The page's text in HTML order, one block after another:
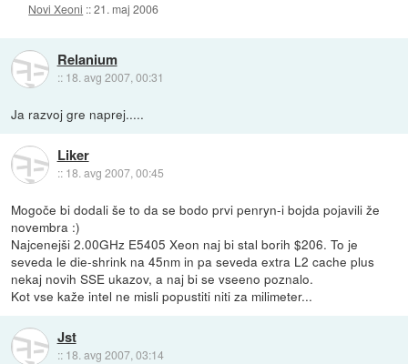
Novi Xeoni ::21. maj 2006
Relanium
:: 18. avg 2007, 00:31
Ja razvoj gre naprej.....
Liker
:: 18. avg 2007, 00:45
Mogoče bi dodali še to da se bodo prvi penryn-i bojda pojavili že
novembra :)
Najcenejši 2.00GHz E5405 Xeon naj bi stal borih $206. To je
seveda le die-shrink na 45nm in pa seveda extra L2 cache plus
nekaj novih SSE ukazov, a naj bi se vseeno poznalo.
Kot vse kaže intel ne misli popustiti niti za milimeter...
Jst
:: 18. avg 2007, 03:14